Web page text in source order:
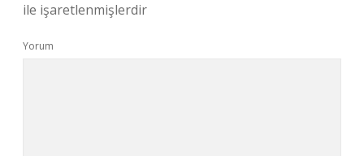
ile işaretlenmişlerdir
Yorum